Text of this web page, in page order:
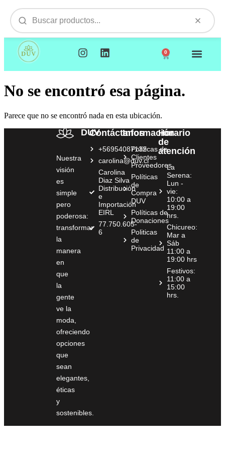
0
No se encontró esa página.
Parece que no se encontró nada en esta ubicación.
DUV
Nuestra
visión
es
simple
pero
poderosa:
transformar
la
manera
en
que
la
gente
ve la
moda,
ofreciendo
opciones
que
sean
elegantes,
éticas
y
sostenibles.
Contáctanos
+56954087132
carolina@duv.cl
Carolina
Diaz Silva
Distribución
e
Importación
EIRL
77.750.605-
6
Información
Políticas de
Clientes
Proveedores
Políticas
de
Compra
DUV
Políticas de
Donaciones
Politicas
de
Privacidad
Horario
de
atención
La
Serena:
Lun -
vie:
10:00 a
19:00
hrs.
Chicureo:
Mar a
Sáb
11:00 a
19:00 hrs
Festivos:
11:00 a
15:00
hrs.